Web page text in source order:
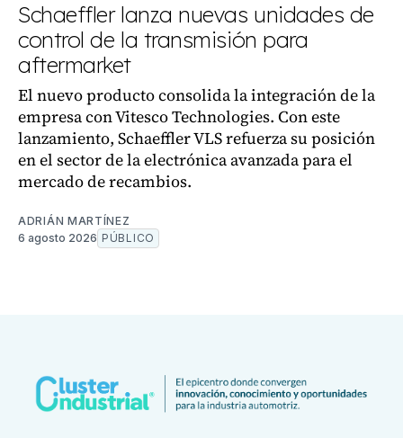
Schaeffler lanza nuevas unidades de
control de la transmisión para
aftermarket
El nuevo producto consolida la integración de la
empresa con Vitesco Technologies. Con este
lanzamiento, Schaeffler VLS refuerza su posición
en el sector de la electrónica avanzada para el
mercado de recambios.
ADRIÁN MARTÍNEZ
6 agosto 2026 PÚBLICO